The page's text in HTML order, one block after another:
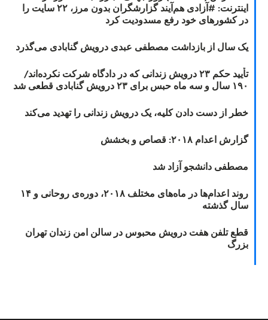
اینترنت: #آزادی هم‌آیند گزارشگران‌ بدون مرز، ۲۲ سایت را
در کشورهای خود رفع مسدودیت کرد
یک سال از بازداشت مصطفی عبدی درویش گنابادی می‌گذرد
تأیید حکم ۲۳ درویش زندانی که در دادگاه شرکت نکرده‌اند/
۱۹۰ سال و سه ماه حبس برای ۲۳ درویش گنابادی قطعی شد
خطر از دست دادن کلیه، یک درویش زندانی را تهدید می‌کند
گزارش اعدام ۲۰۱۸: قصاص و بخشش
مصطفی دانشجو آزاد شد
روند اعدام‌ها در ماه‌های مختلف ۲۰۱۸، دوره‌ی روحانی و ۱۴
سال گذشته
قطع تلفن هفت درویش محبوس در سالن امن زندان تهران
بزرگ